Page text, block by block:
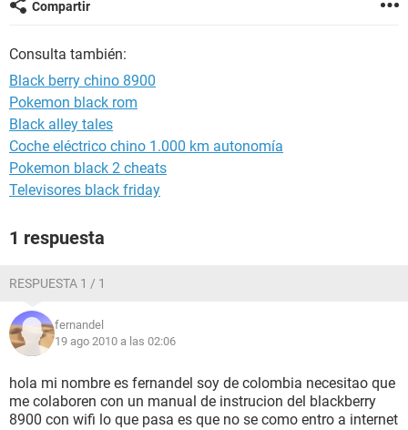
Compartir
Consulta también:
Black berry chino 8900
Pokemon black rom
Black alley tales
Coche eléctrico chino 1.000 km autonomía
Pokemon black 2 cheats
Televisores black friday
1 respuesta
RESPUESTA 1 / 1
fernandel
19 ago 2010 a las 02:06
hola mi nombre es fernandel soy de colombia necesitao que
me colaboren con un manual de instrucion del blackberry
8900 con wifi lo que pasa es que no se como entro a internet